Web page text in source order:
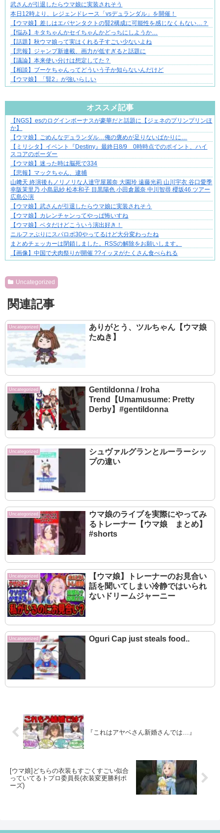
武さんが引退したらウマ娘に実装されそう
本日12時より、レジェンドレース「vsデュランダル」を開催！
【ウマ娘】差しはエバヤンタクトの賢2構成に可能性を感じなくもない…？
【悩み】キタちゃんかセイちゃんかどっちにしようか…
【話題】秋ウマ娘って実はくれる子すごい少ないよね
【悲報】ジャンプ新連載、画力が低すぎると話題に
【議論】本来使い分けは想定してた？
【相談】ブーケちゃんってどういう子か知らないんだけど
【ウマ娘】「賢2」が強いらしい
オススメ記事
“変われない私”が動き出す瞬間に出会う
【NGS】esのログインボーナスが豪華だと話題に【ジェネのプリンプリンほ
か】
【ウマ娘】ごめんなデュランダル…俺の褒めが足りないばかりに…
【ミリシタ】イベント『Destiny』最終日8/9 0時時点でのポイント、ハイ
スコアのボーダー
【ウマ娘】迷った時は脳死で334
【悲報】マックちゃん、逮捕
山﨑天 終演後もノリノリな人達守屋麗奈 大園玲 遠藤光莉 山川宇衣 谷口愛季
幸阪茉里乃 小島凪紗 松本和子 目黒陽色 小田倉麗奈 中川智尋 櫻坂46 ツアー
広島公演
【ウマ娘】武さんが引退したらウマ娘に実装されそう
【ウマ娘】カレンチャンってやっぱ怖いすね
【ウマ娘】ベタだけどこういう演出好き！
ニルファぶりにスパロボ30やってるけど大分変わったね
まとめチェッカーは閉鎖しました。RSSの解除をお願いします。
【画像】中国で犬肉祭りが開催 ??イッヌがたくさん食べられる
Uncategorized
関連記事
Uncategorized
ありがとう、ツルちゃん【ウマ娘
たぬき】
Uncategorized
Gentildonna / Iroha
Trend【Umamusume: Pretty
Derby】#gentildonna
Uncategorized
シュヴァルグランとルーラーシッ
プの違い
Uncategorized
ウマ娘のライブを実際にやってみ
るトレーナー【ウマ娘 まとめ】
#shorts
Uncategorized
【ウマ娘】トレーナーのお見合い
話を聞いてしまい冷静ではいられ
ないドリームジャーニー
Uncategorized Oguri Cap just steals food..
『これはアヤベさん新婚さんでは…』
[ウマ娘]どちらの衣装もすごくすごい似合
っていてるトプロ委員長(衣装変更勝利ポ
ーズ)